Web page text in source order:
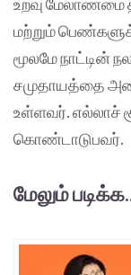
மற்றும்
மூலமே நாட்டின்
சமுதாயத்தை
உள்ளவர். எல்லாச்
கொண்டாடுபவர்.
மேலும்